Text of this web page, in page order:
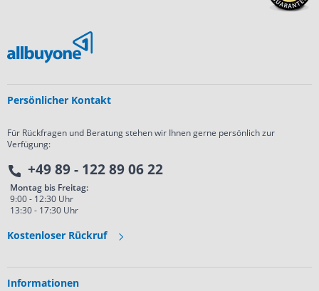
Persönlicher Kontakt
Für Rückfragen und Beratung stehen wir Ihnen gerne persönlich zur
Verfügung:
+49 89 - 122 89 06 22
Montag bis Freitag:
9:00 - 12:30 Uhr
13:30 - 17:30 Uhr
Kostenloser Rückruf
Informationen